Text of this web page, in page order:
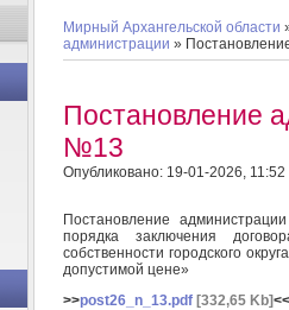
Мирный Архангельской области
администрации »
Постановление
№13
Опубликовано: 19-01-2026, 11:52
Постановление
порядка заключения
собственности городского
допустимой цене»
>>post26_n_13.pdf [332,65 Kb]<<